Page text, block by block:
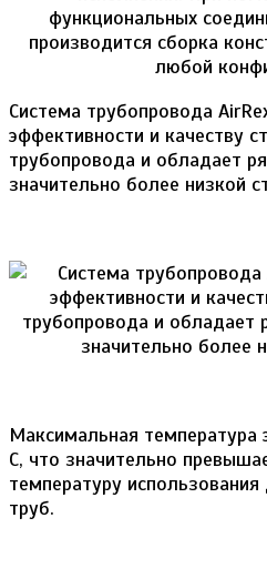
Система трубопровода
эффективности и качеству
трубопровода и обладает
значительно более низкой
Максимальная температура
C, что значительно
температуру
труб.